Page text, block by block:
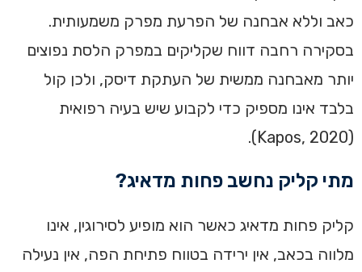
כאב וללא אבחנה של הפרעת מפרק משמעותית.
בסקירה רחבה דווח שקליקים במפרק הלסת נפוצים
יותר מאבחנה ממשית של העתקת דיסק, ולכן קול
בלבד אינו מספיק כדי לקבוע שיש בעיה רפואית
(Kapos, 2020).
מתי קליק נחשב פחות מדאיג?
קליק פחות מדאיג כאשר הוא מופיע לסירוגין, אינו
מלווה בכאב, אין ירידה בטווח פתיחת הפה, אין נעילה